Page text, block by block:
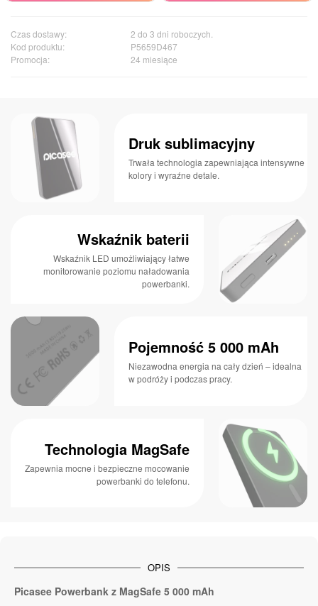
Czas dostawy:
2 do 3 dni roboczych.
Kod produktu:
P5659D467
Promocja:
24 miesiące
Druk sublimacyjny
Trwała technologia zapewniająca intensywne
kolory i wyraźne detale.
Wskaźnik baterii
Wskaźnik LED umożliwiający łatwe
monitorowanie poziomu naładowania
powerbanki.
Pojemność 5 000 mAh
Niezawodna energia na cały dzień – idealna
w podróży i podczas pracy.
Technologia MagSafe
Zapewnia mocne i bezpieczne mocowanie
powerbanki do telefonu.
OPIS
Picasee Powerbank z MagSafe 5 000 mAh